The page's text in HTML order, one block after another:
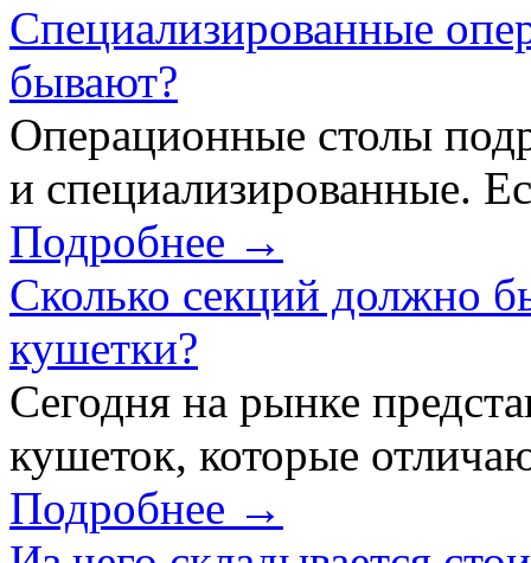
Специализированные
бывают?
Операционные столы
и специализированные.
Подробнее →
Сколько секций должно
кушетки?
Сегодня на рынке
кушеток, которые
Подробнее →